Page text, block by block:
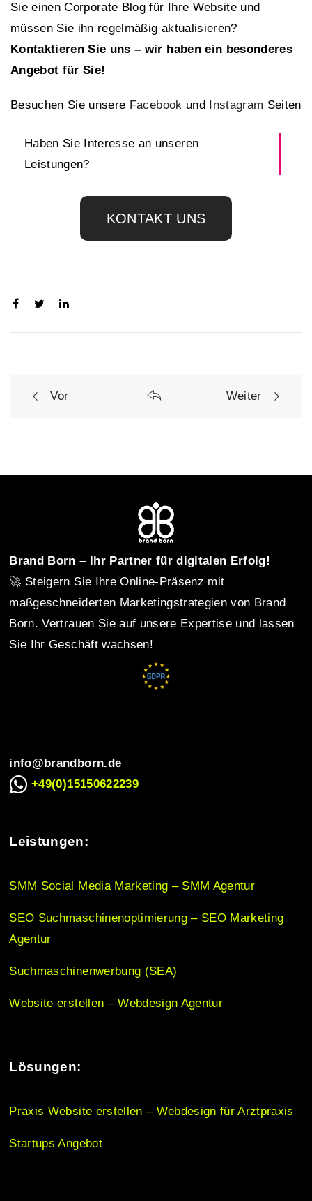
Sie einen Corporate Blog für Ihre Website und
müssen Sie ihn regelmäßig aktualisieren?
Kontaktieren Sie uns – wir haben ein besonderes
Angebot für Sie!
Besuchen Sie unsere Facebook und Instagram Seiten
Haben Sie Interesse an unseren
Leistungen?
KONTAKT UNS
t
n
a
i
g
a
t
i
o
Vor Weiter
Brand Born – Ihr Partner für digitalen Erfolg!
🚀 Steigern Sie Ihre Online-Präsenz mit
maßgeschneiderten Marketingstrategien von Brand
Born. Vertrauen Sie auf unsere Expertise und lassen
Sie Ihr Geschäft wachsen!
info@brandborn.de
+49(0)15150622239
Leistungen:
SMM Social Media Marketing – SMM Agentur
SEO Suchmaschinenoptimierung – SEO Marketing
Agentur
Suchmaschinenwerbung (SEA)
Website erstellen – Webdesign Agentur
Lösungen:
Praxis Website erstellen – Webdesign für Arztpraxis
Startups Angebot